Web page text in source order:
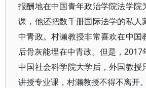
报酬地在中国青年政治学院法学院
课，他还把数千册国际法学的私人
中青政。村濑教授非常喜欢在中国
后骨灰能埋在中青政。但是，2017
中国社会科学院大学后，外国教授
讲授专业课，村濑教授不得不离开。